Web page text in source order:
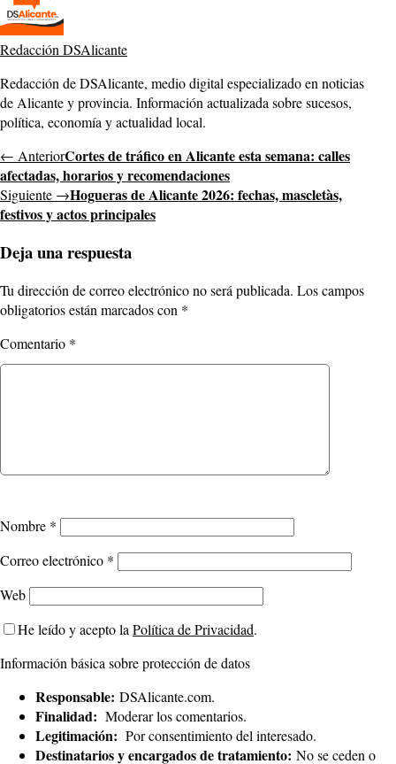
Redacción DSAlicante
Redacción de DSAlicante, medio digital especializado en noticias
de Alicante y provincia. Información actualizada sobre sucesos,
política, economía y actualidad local.
← AnteriorCortes de tráfico en Alicante esta semana: calles
afectadas, horarios y recomendaciones
Siguiente →Hogueras de Alicante 2026: fechas, mascletàs,
festivos y actos principales
Deja una respuesta
Tu dirección de correo electrónico no será publicada. Los campos
obligatorios están marcados con *
Comentario *
Nombre *
Correo electrónico *
Web
He leído y acepto la Política de Privacidad.
Información básica sobre protección de datos
Responsable: DSAlicante.com.
Finalidad: Moderar los comentarios.
Legitimación: Por consentimiento del interesado.
Destinatarios y encargados de tratamiento: No se ceden o